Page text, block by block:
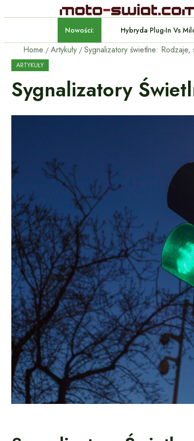
Nowości: Hybryda Plug-In Vs
Home Artykuły
ARTYKUŁY
Sygnalizatory